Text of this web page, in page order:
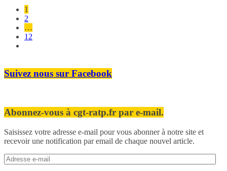
Pagination
des
publications
1
2
…
12
Suivez nous sur Facebook
Abonnez-vous à cgt-ratp.fr par e-mail.
Saisissez votre adresse e-mail pour vous abonner à notre site et
recevoir une notification par email de chaque nouvel article.
Adresse
e-